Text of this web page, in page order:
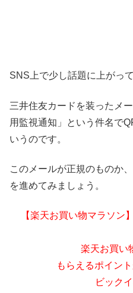
SNS上で少し話題に上がっ
三井住友カードを装ったメ
用監視通知」という件名で
いうのです。
このメールが正規のものか
を進めてみましょう。
【楽天お買い物マラソン
楽天お買い
もらえるポイン
ビック